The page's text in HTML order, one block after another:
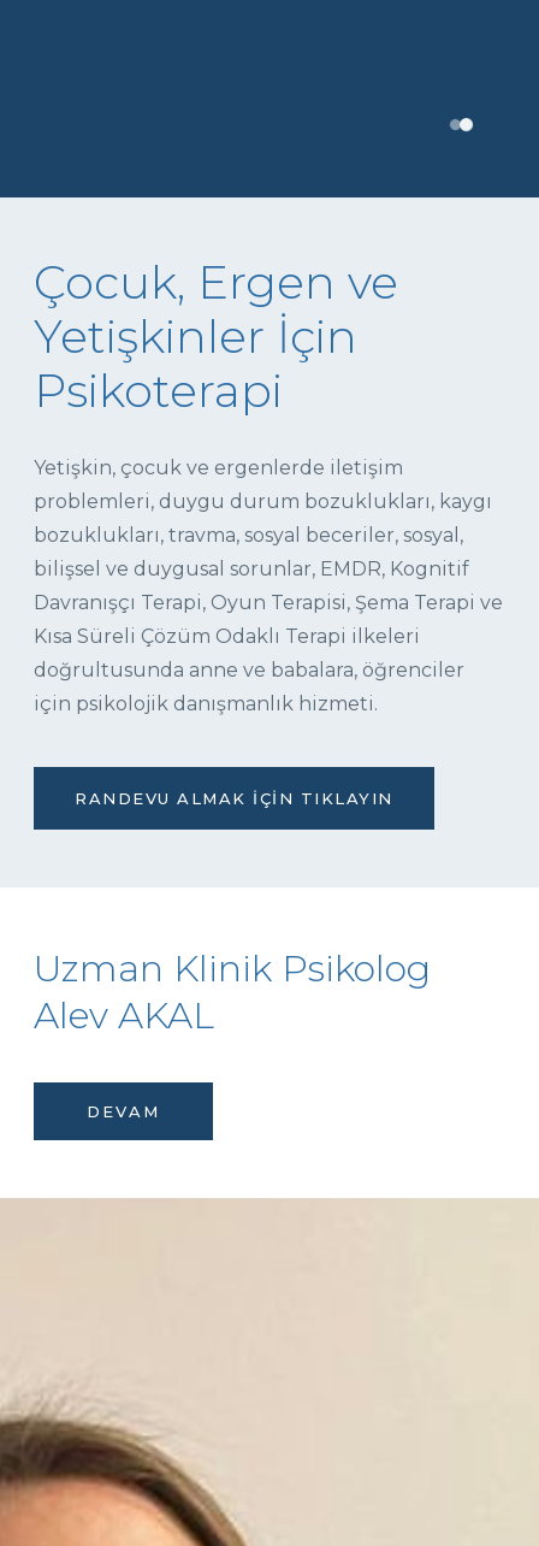
Çocuk, Ergen ve
Yetişkinler İçin
Psikoterapi
Yetişkin, çocuk ve ergenlerde iletişim
problemleri, duygu durum bozuklukları, kaygı
bozuklukları, travma, sosyal beceriler, sosyal,
bilişsel ve duygusal sorunlar, EMDR, Kognitif
Davranışçı Terapi, Oyun Terapisi, Şema Terapi ve
Kısa Süreli Çözüm Odaklı Terapi ilkeleri
doğrultusunda anne ve babalara, öğrenciler
için psikolojik danışmanlık hizmeti.
RANDEVU ALMAK İÇIN TIKLAYIN
Uzman Klinik Psikolog
Alev AKAL
DEVAM